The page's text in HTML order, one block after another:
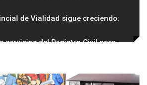
de Vialidad sigue creciendo:
servicios del Registro Civil para…